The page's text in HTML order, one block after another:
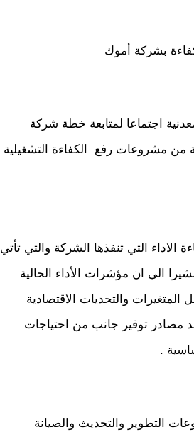
بشركة أموك
اجتماعا لمتابعة خطة شركة
من مشروعات رفع الكفاءة التشغيلية
التي تنفذها الشركة والتي تأتي
الي ان مؤشرات الأداء الحالية
والتحديات الاقتصادية
مصادر توفير جانب من احتياجات
.
التطوير والتحديث والصيانة